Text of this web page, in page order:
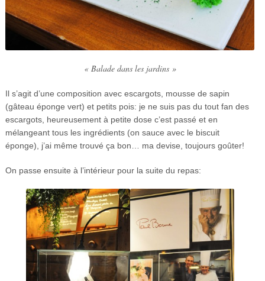
« Balade dans les jardins »
Il s’agit d’une composition avec escargots, mousse de sapin
(gâteau éponge vert) et petits pois: je ne suis pas du tout fan des
escargots, heureusement à petite dose c’est passé et en
mélangeant tous les ingrédients (on sauce avec le biscuit
éponge), j’ai même trouvé ça bon… ma devise, toujours goûter!
On passe ensuite à l’intérieur pour la suite du repas: